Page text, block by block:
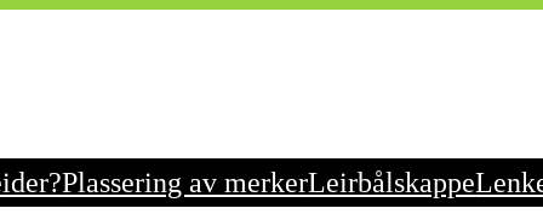
Plassering av merkerLeirbålskappe